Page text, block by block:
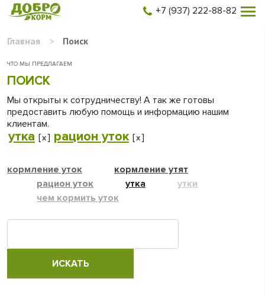
+7 (937) 222-88-82
Главная > Поиск
ЧТО МЫ ПРЕДЛАГАЕМ
ПОИСК
Мы открыты к сотрудничеству! А так же готовы
предоставить любую помощь и информацию нашим
клиентам.
утка [x] рацион уток [x]
кормление уток
кормление утят
рацион уток
утка
утки
чем кормить уток